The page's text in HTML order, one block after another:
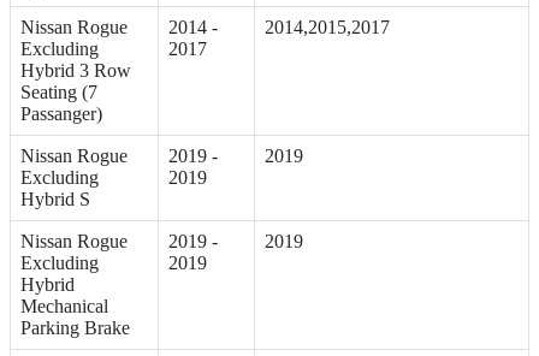
Nissan Rogue
Excluding
Hybrid 3 Row
Seating (7
Passanger)
2014 -
2017
2014,2015,2017
Nissan Rogue
Excluding
Hybrid S
2019 -
2019
2019
Nissan Rogue
Excluding
Hybrid
Mechanical
Parking Brake
2019 -
2019
2019